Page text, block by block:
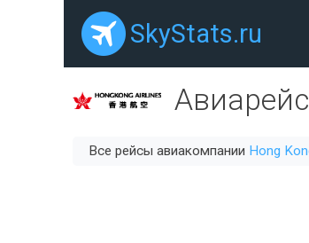
SkyStats.ru
Авиарейс
Все рейсы авиакомпании Hong